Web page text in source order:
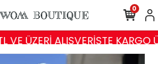
ÜZERİ ALIŞVERİŞTE KARGO
0